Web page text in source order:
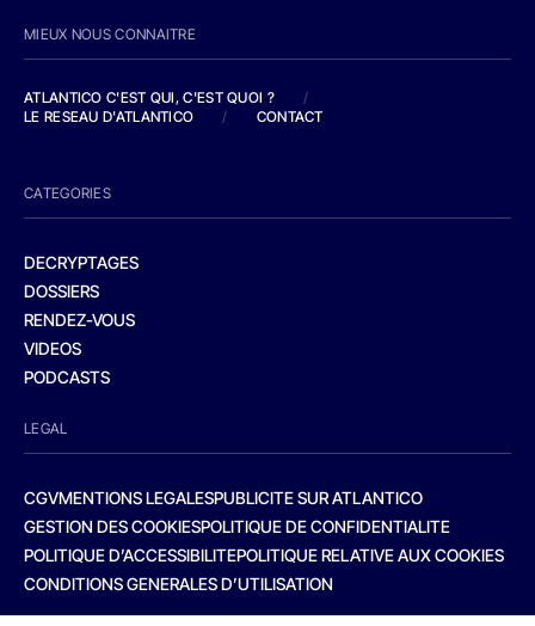
MIEUX NOUS CONNAITRE
ATLANTICO C'EST QUI, C'EST QUOI ?
/
LE RESEAU D'ATLANTICO
/ CONTACT
CATEGORIES
DECRYPTAGES
DOSSIERS
RENDEZ-VOUS
VIDEOS
PODCASTS
LEGAL
CGVMENTIONS LEGALESPUBLICITE SUR ATLANTICO
GESTION DES COOKIESPOLITIQUE DE CONFIDENTIALITE
POLITIQUE D’ACCESSIBILITEPOLITIQUE RELATIVE AUX COOKIES
CONDITIONS GENERALES D’UTILISATION